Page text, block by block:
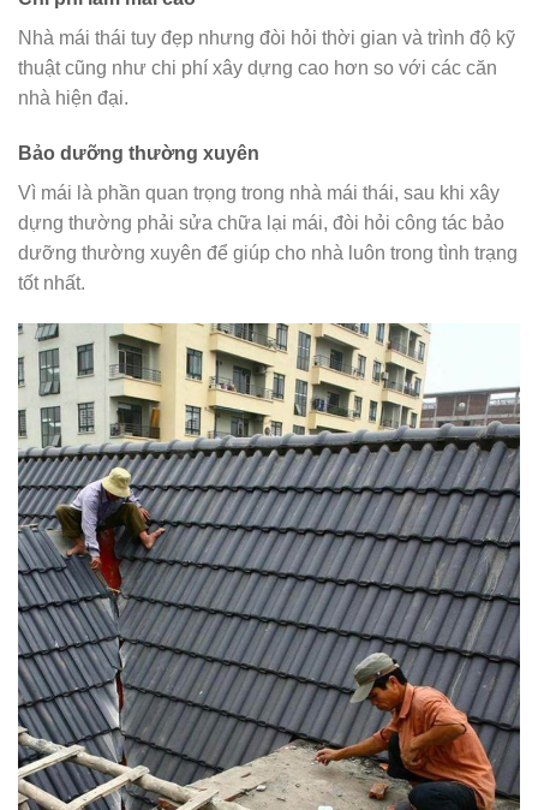
Nhà mái thái tuy đẹp nhưng đòi hỏi thời gian và trình độ kỹ
thuật cũng như chi phí xây dựng cao hơn so với các căn
nhà hiện đại.
Bảo dưỡng thường xuyên
Vì mái là phần quan trọng trong nhà mái thái, sau khi xây
dựng thường phải sửa chữa lại mái, đòi hỏi công tác bảo
dưỡng thường xuyên để giúp cho nhà luôn trong tình trạng
tốt nhất.